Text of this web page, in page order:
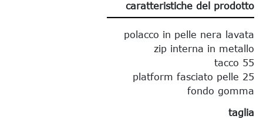
caratteristiche del prodotto
polacco in pelle nera lavata
zip interna in metallo
tacco 55
platform fasciato pelle 25
fondo gomma
taglia